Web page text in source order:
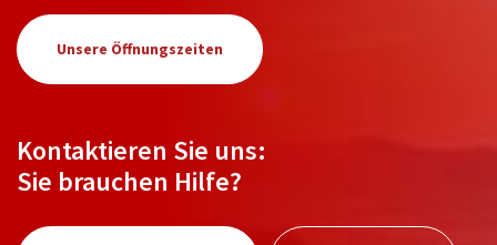
Unsere Öffnungszeiten
Kontaktieren Sie uns:
Sie brauchen Hilfe?